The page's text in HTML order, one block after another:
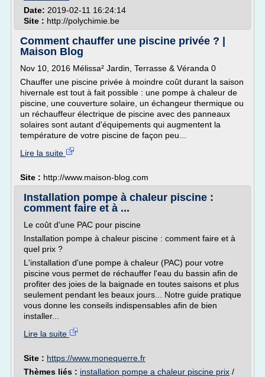
Date: 2019-02-11 16:24:14
Site : http://polychimie.be
Comment chauffer une piscine privée ? |
Maison Blog
Nov 10, 2016 Mélissa² Jardin, Terrasse & Véranda 0
Chauffer une piscine privée à moindre coût durant la saison
hivernale est tout à fait possible : une pompe à chaleur de
piscine, une couverture solaire, un échangeur thermique ou
un réchauffeur électrique de piscine avec des panneaux
solaires sont autant d'équipements qui augmentent la
température de votre piscine de façon peu...
Lire la suite
Site : http://www.maison-blog.com
Installation pompe à chaleur piscine :
comment faire et à ...
Le coût d'une PAC pour piscine
Installation pompe à chaleur piscine : comment faire et à
quel prix ?
L'installation d'une pompe à chaleur (PAC) pour votre
piscine vous permet de réchauffer l'eau du bassin afin de
profiter des joies de la baignade en toutes saisons et plus
seulement pendant les beaux jours... Notre guide pratique
vous donne les conseils indispensables afin de bien
installer...
Lire la suite
Site : https://www.monequerre.fr
Thèmes liés : installation pompe a chaleur piscine prix /